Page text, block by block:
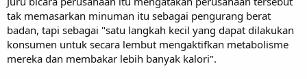
tak memasarkan minuman itu sebagai pengurang berat
badan, tapi sebagai "satu langkah kecil yang dapat dilakukan
konsumen untuk secara lembut mengaktifkan metabolisme
mereka dan membakar lebih banyak kalori".